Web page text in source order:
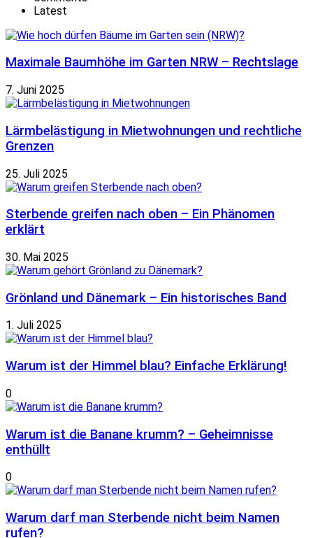
Latest
Maximale Baumhöhe im Garten NRW – Rechtslage
7. Juni 2025
Lärmbelästigung in Mietwohnungen und rechtliche
Grenzen
25. Juli 2025
Sterbende greifen nach oben – Ein Phänomen
erklärt
30. Mai 2025
Grönland und Dänemark – Ein historisches Band
1. Juli 2025
Warum ist der Himmel blau? Einfache Erklärung!
0
Warum ist die Banane krumm? – Geheimnisse
enthüllt
0
Warum darf man Sterbende nicht beim Namen
rufen?